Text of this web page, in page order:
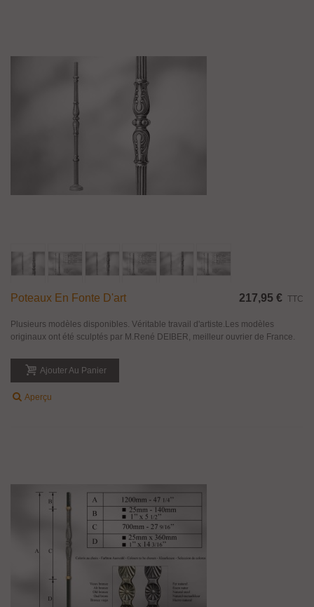
Poteaux En Fonte D'art 217,95 € TTC
Plusieurs modèles disponibles. Véritable travail d'artiste.Les modèles
originaux ont été sculptés par M.René DEIBER, meilleur ouvrier de France.
Ajouter Au Panier
Aperçu